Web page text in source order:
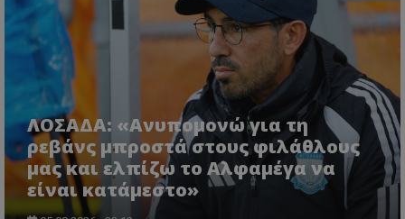
ΛΟΣΑΔΑ: «Ανυπομονώ για τη
ρεβάνς μπροστά στους φιλάθλους
μας και ελπίζω το Αλφαμέγα να
είναι κατάμεστο»